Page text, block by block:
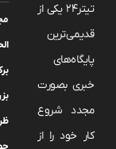
تیتر24 یکی از
قدیمی‌ترین
پایگاه‌های
خبری بصورت
مجدد شروع
کار خود را از